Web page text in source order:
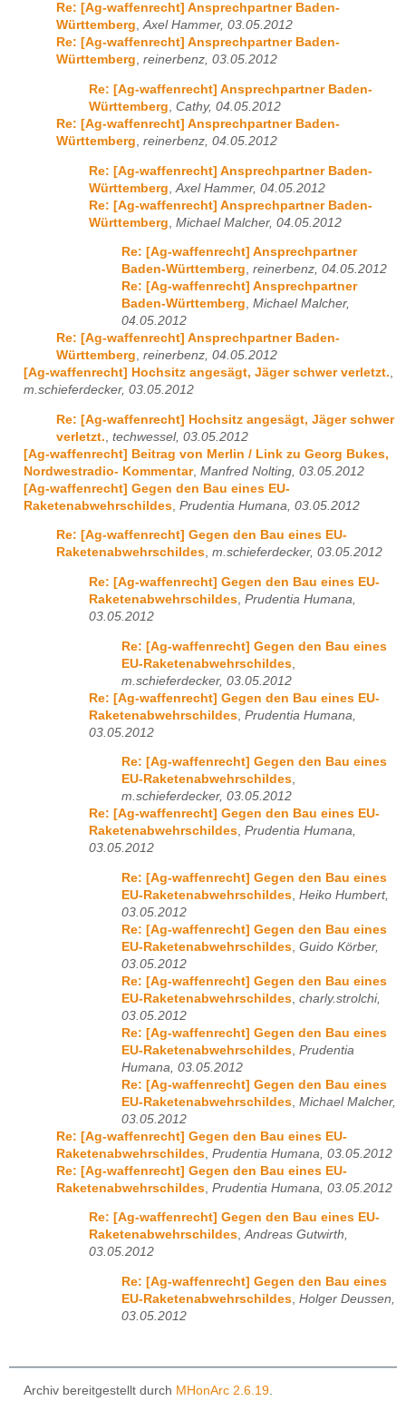
Re: [Ag-waffenrecht] Ansprechpartner Baden-
Württemberg,Axel Hammer, 03.05.2012
Re: [Ag-waffenrecht] Ansprechpartner Baden-
Württemberg, reinerbenz, 03.05.2012
Re: [Ag-waffenrecht] Ansprechpartner Baden-
Württemberg Cathy, 04.05.2012
Re: [Ag-waffenrecht] Ansprechpartner Baden-
Württemberg reinerbenz, 04.05.2012
Re: [Ag-waffenrecht] Ansprechpartner Baden-
Württemberg Axel Hammer, 04.05.2012
Re: [Ag-waffenrecht] Ansprechpartner Baden-
Württemberg Michael Malcher, 04.05.2012
Re: [Ag-waffenrecht] Ansprechpartner
Baden-Württemberg, reinerbenz, 04.05.2012
Re: [Ag-waffenrecht] Ansprechpartner
Baden-Württemberg, Michael Malcher,
04.05.2012
Re: [Ag-waffenrecht] Ansprechpartner Baden-
Württemberg, reinerbenz, 04.05.2012
[Ag-waffenrecht] Hochsitz angesägt, Jäger schwer verletzt.,
m.schieferdecker, 03.05.2012
Re: [Ag-waffenrecht] Hochsitz angesägt, Jäger schwer
verletzt. techwessel, 03.05.2012
[Ag-waffenrecht] Beitrag von Merlin / Link zu Georg Bukes,
Nordwestradio- Kommentar, Manfred Nolting, 03.05.2012
[Ag-waffenrecht] Gegen den Bau eines EU-
Raketenabwehrschildes Prudentia Humana, 03.05.2012
Re: [Ag-waffenrecht] Gegen den Bau eines EU-
Raketenabwehrschildes, m.schieferdecker, 03.05.2012
Re: [Ag-waffenrecht] Gegen den Bau eines EU-
Raketenabwehrschildes Prudentia Humana,
03.05.2012
Re: [Ag-waffenrecht] Gegen den Bau eines
EU-Raketenabwehrschildes
m.schieferdecker, 03.05.2012
Re: [Ag-waffenrecht] Gegen den Bau eines EU-
Raketenabwehrschildes Prudentia Humana,
03.05.2012
Re: [Ag-waffenrecht] Gegen den Bau eines
EU-Raketenabwehrschildes,
m.schieferdecker, 03.05.2012
Re: [Ag-waffenrecht] Gegen den Bau eines EU-
Raketenabwehrschildes, Prudentia Humana,
03.05.2012
Re: [Ag-waffenrecht] Gegen den Bau eines
EU-Raketenabwehrschildes Heiko Humbert,
03.05.2012
Re: [Ag-waffenrecht] Gegen den Bau eines
EU-Raketenabwehrschildes Guido Körber,
03.05.2012
Re: [Ag-waffenrecht] Gegen den Bau eines
EU-Raketenabwehrschildes charly.strolchi,
03.05.2012
Re: [Ag-waffenrecht] Gegen den Bau eines
EU-Raketenabwehrschildes Prudentia
Humana, 03.05.2012
Re: [Ag-waffenrecht] Gegen den Bau eines
EU-Raketenabwehrschildes Michael Malcher,
03.05.2012
Re: [Ag-waffenrecht] Gegen den Bau eines EU-
Raketenabwehrschildes Prudentia Humana, 03.05.2012
Re: [Ag-waffenrecht] Gegen den Bau eines EU-
Raketenabwehrschildes Prudentia Humana, 03.05.2012
Re: [Ag-waffenrecht] Gegen den Bau eines EU-
Raketenabwehrschildes,Andreas Gutwirth,
03.05.2012
Re: [Ag-waffenrecht] Gegen den Bau eines
EU-Raketenabwehrschildes Holger Deussen,
03.05.2012
Archiv bereitgestellt durch MHonArc 2.6.19